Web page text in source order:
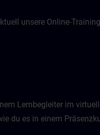
unsere Online-
Lernbegleiter im
du es in einem